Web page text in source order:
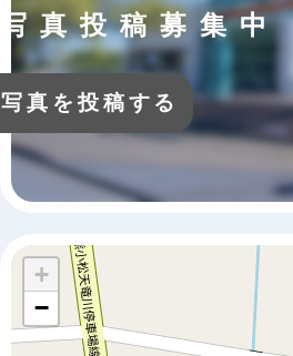
写真投稿募集中
写真を投稿する
+
−